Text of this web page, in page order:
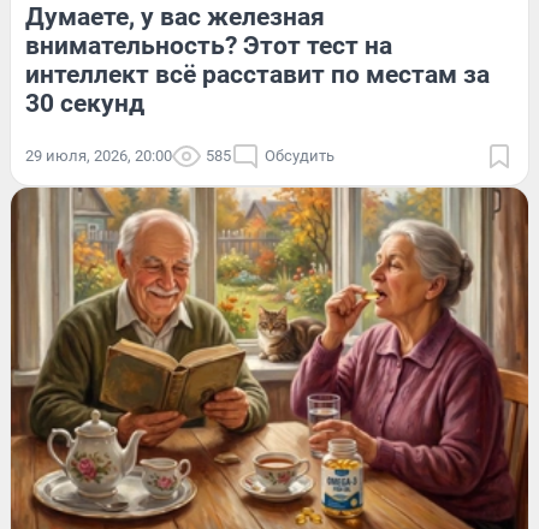
Думаете, у вас железная
внимательность? Этот тест на
интеллект всё расставит по местам за
30 секунд
29 июля, 2026, 20:00 585 Обсудить